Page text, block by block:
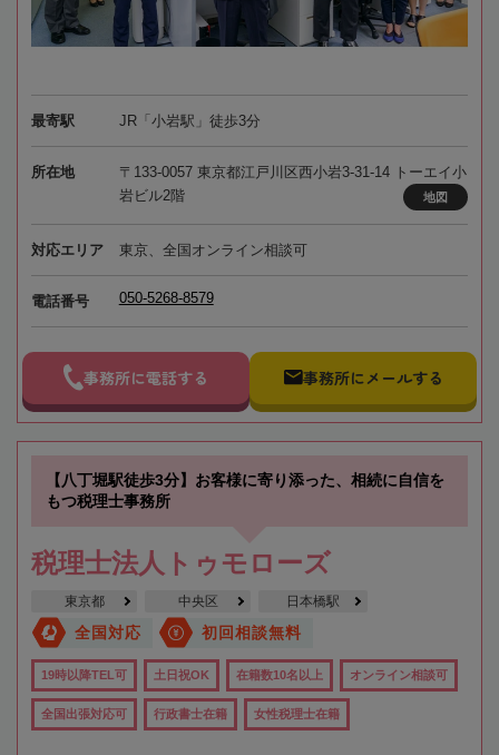
最寄駅 JR「小岩駅」徒歩3分
所在地
〒133-0057 東京都江戸川区西小岩3-31-14 トーエイ小
岩ビル2階
地図
対応エリア 東京、全国オンライン相談可
電話番号 050-5268-8579
事務所に電話する 事務所にメールする
【八丁堀駅徒歩3分】お客様に寄り添った、相続に自信を
もつ税理士事務所
税理士法人トゥモローズ
東京都 中央区 日本橋駅
全国対応 初回相談無料
19時以降TEL可 土日祝OK 在籍数10名以上 オンライン相談可
全国出張対応可 行政書士在籍 女性税理士在籍